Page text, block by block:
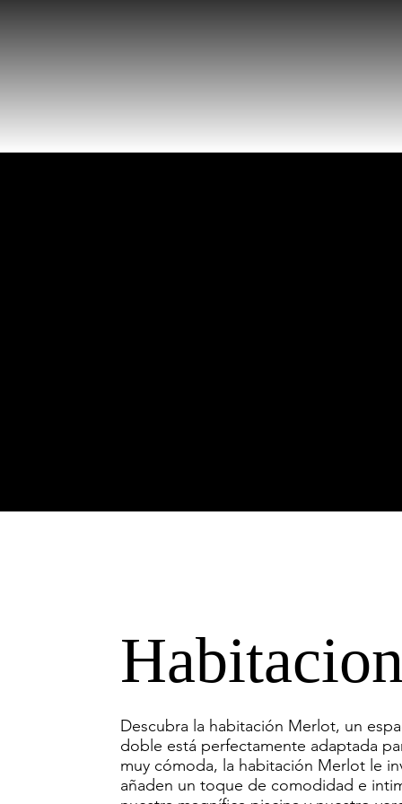
Descubra la habitación Merlot, un
doble está perfectamente adaptada
muy cómoda, la habitación Merlot le
añaden un toque de comodidad e